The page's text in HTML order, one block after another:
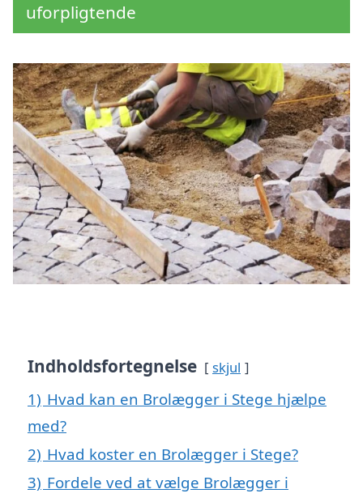
uforpligtende
Indholdsfortegnelse skjul
1) Hvad kan en Brolægger i Stege hjælpe
med?
2) Hvad koster en Brolægger i Stege?
3) Fordele ved at vælge Brolægger i